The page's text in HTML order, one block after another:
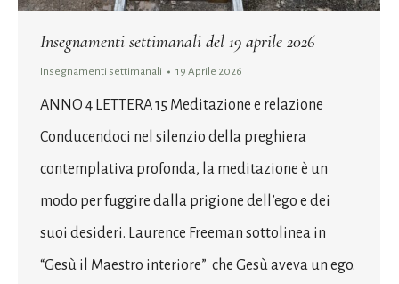
Insegnamenti settimanali del 19 aprile 2026
Insegnamenti settimanali 19 Aprile 2026
ANNO 4 LETTERA 15 Meditazione e relazione
Conducendoci nel silenzio della preghiera
contemplativa profonda, la meditazione è un
modo per fuggire dalla prigione dell’ego e dei
suoi desideri. Laurence Freeman sottolinea in
“Gesù il Maestro interiore” che Gesù aveva un ego.